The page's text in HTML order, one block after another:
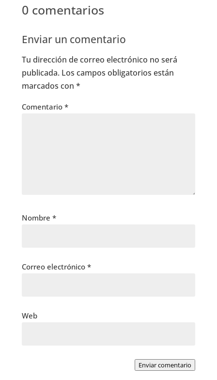
0 comentarios
Enviar un comentario
Tu dirección de correo electrónico no será
publicada. Los campos obligatorios están
marcados con *
Comentario *
Nombre *
Correo electrónico *
Web
Enviar comentario